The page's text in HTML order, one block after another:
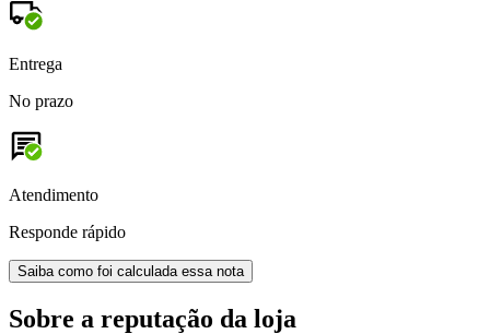
Entrega
No prazo
Atendimento
Responde rápido
Saiba como foi calculada essa nota
Sobre a reputação da loja